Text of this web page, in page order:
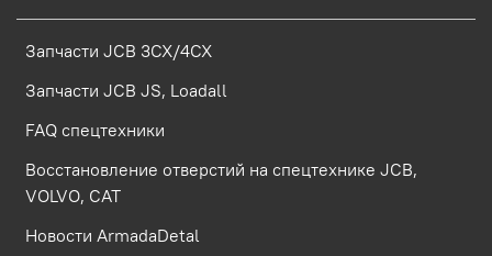
Запчасти JCB 3CX/4CX
Запчасти JCB JS, Loadall
FAQ спецтехники
Восстановление отверстий на спецтехнике JCB,
VOLVO, CAT
Новости ArmadaDetal